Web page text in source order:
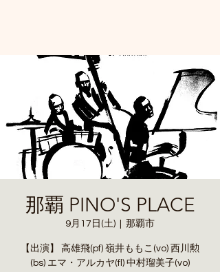
那覇 PINO'S PLACE
9月17日(土) 那覇市
【出演】 高雄飛(pf) 嶺井ももこ(vo) 西川勲
(bs) エマ・アルカヤ(fl) 中村瑠美子(vo)